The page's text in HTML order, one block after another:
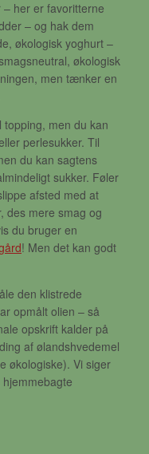
her er favoritterne
– og hak dem
økologisk yoghurt –
økologisk
men tænker en
men du kan
perlesukker. Til
du kan sagtens
sukker. Føler
afsted med at
des mere smag og
du bruger en
! Men det kan godt
den klistrede
opmålt olien – så
opskrift kalder på
af ølandshvedemel
økologiske). Vi siger